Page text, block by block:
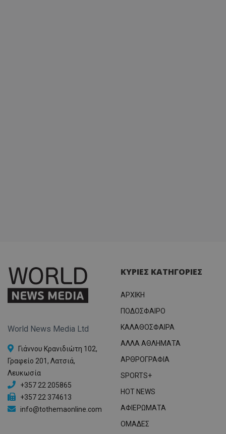
World News Media Ltd
Γιάννου Κρανιδιώτη 102,
Γραφείο 201, Λατσιά,
Λευκωσία
+357 22 205865
+357 22 374613
info@tothemaonline.com
ΚΥΡΙΕΣ ΚΑΤΗΓΟΡΙΕΣ
ΑΡΧΙΚΗ
ΠΟΔΟΣΦΑΙΡΟ
ΚΑΛΑΘΟΣΦΑΙΡΑ
ΑΛΛΑ ΑΘΛΗΜΑΤΑ
ΑΡΘΡΟΓΡΑΦΙΑ
SPORTS+
HOT NEWS
ΑΦΙΕΡΩΜΑΤΑ
ΟΜΑΔΕΣ